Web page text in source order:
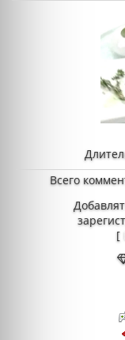
Всего
[